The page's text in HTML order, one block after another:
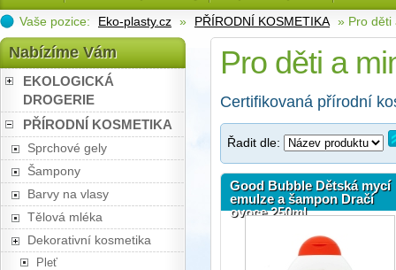
Vaše pozice: Eko-plasty.cz » PŘÍRODNÍ KOSMETIKA » Pro děti
Nabízíme Vám
EKOLOGICKÁ
DROGERIE
PŘÍRODNÍ KOSMETIKA
Sprchové gely
Šampony
Barvy na vlasy
Tělová mléka
Dekorativní kosmetika
Pleť
Pro děti a
Certifikovaná přírodní
Řadit dle:
Good Bubble Dětská mycí
emulze a šampon Dračí
ovoce 250ml